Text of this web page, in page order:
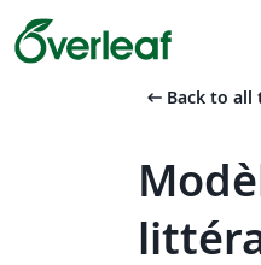
arrow_left_alt Back to all